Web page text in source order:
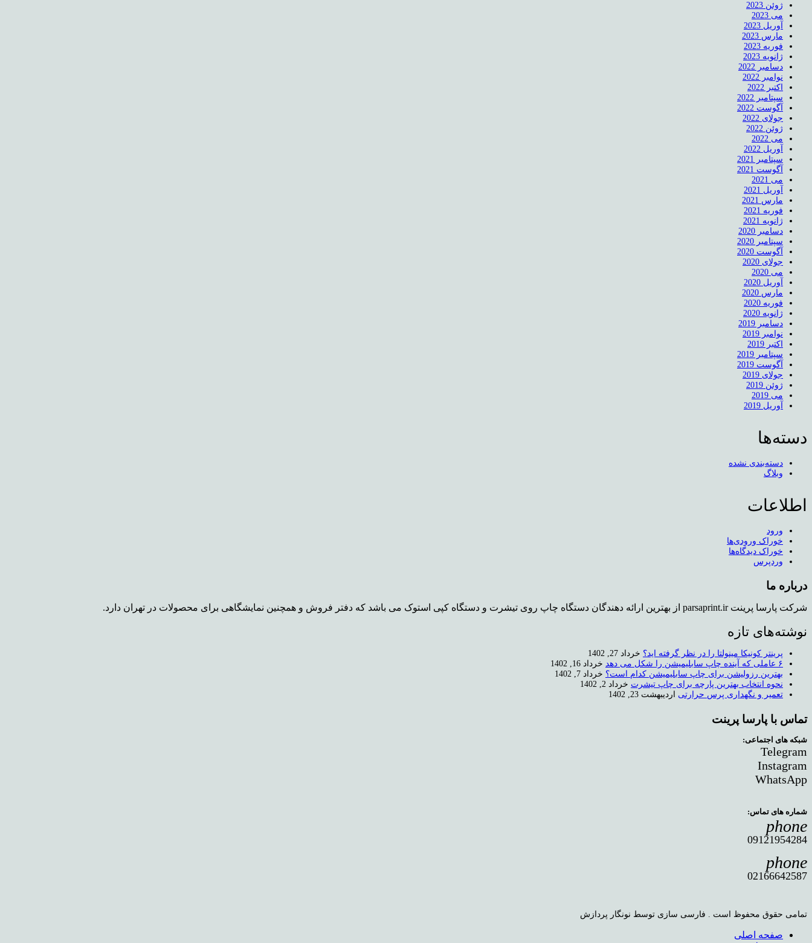
ژوئن 2023
می 2023
آوریل 2023
مارس 2023
فوریه 2023
ژانویه 2023
دسامبر 2022
نوامبر 2022
اکتبر 2022
سپتامبر 2022
آگوست 2022
جولای 2022
ژوئن 2022
می 2022
آوریل 2022
سپتامبر 2021
آگوست 2021
می 2021
آوریل 2021
مارس 2021
فوریه 2021
ژانویه 2021
دسامبر 2020
سپتامبر 2020
آگوست 2020
جولای 2020
می 2020
آوریل 2020
مارس 2020
فوریه 2020
ژانویه 2020
دسامبر 2019
نوامبر 2019
اکتبر 2019
سپتامبر 2019
آگوست 2019
جولای 2019
ژوئن 2019
می 2019
آوریل 2019
دسته‌ها
دسته‌بندی نشده
وبلاگ
اطلاعات
ورود
خوراک ورودی‌ها
خوراک دیدگاه‌ها
وردپرس
درباره ما
شرکت پارسا پرینت parsaprint.ir از بهترین ارائه دهندگان دستگاه چاپ روی تیشرت و دستگاه کپی استوک می باشد که دفتر فروش و همچنین نمایشگاهی برای محصولات در تهران دارد.
نوشته‌های تازه
پرینتر کونیکا مینولتا را در نظر گرفته اید؟ خرداد 27, 1402
۶ عاملی که آینده چاپ سابلیمیشن را شکل می دهد
خرداد 16, 1402
بهترین رزولیشن برای چاپ سابلیمیشن کدام است؟ خرداد 7, 1402
نحوه انتخاب بهترین پارچه برای چاپ تیشرت خرداد 2, 1402
تعمیر و نگهداری پرس حرارتی
اردیبهشت 23, 1402
تماس با پارسا پرینت
شبکه های اجتماعی:
Telegram
Instagram
WhatsApp
شماره های تماس:
phone
09121954284
phone
02166642587
تمامی حقوق محفوظ است . فارسی سازی توسط نونگار پردازش
صفحه اصلی